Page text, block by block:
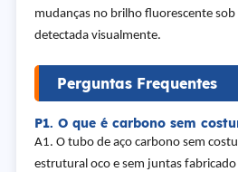
mudanças no brilho fluorescente sob
detectada visualmente.
Perguntas Frequentes
P1. O que é carbono sem
A1. O tubo de aço carbono sem
estrutural oco e sem juntas